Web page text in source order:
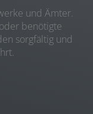
und Ämter.
benötigte
sorgfältig und